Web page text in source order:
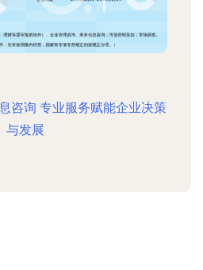
咨询 专业服务赋能企业决策
与发展